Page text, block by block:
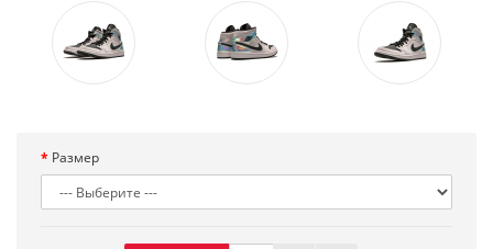
Размер